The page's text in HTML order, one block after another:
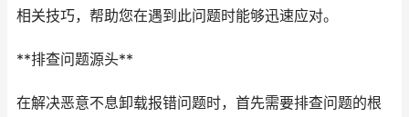
相关技巧，帮助您在遇到此问题时能够迅速应对。
**排查问题源头**
在解决恶意不息卸载报错问题时，首先需要排查问题的根